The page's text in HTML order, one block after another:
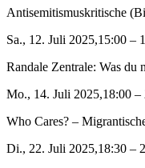
Antisemitismuskritische
Sa., 12. Juli 2025,15:00 –
Randale Zentrale: Was du
Mo., 14. Juli 2025,18:00 –
Who Cares? –
Di., 22. Juli 2025,18:30 –